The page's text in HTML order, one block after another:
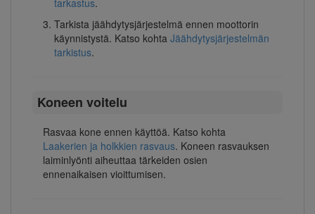
Tarkista jäähdytysjärjestelmä ennen moottorin
käynnistystä. Katso kohtaJäähdytysjärjestelmän
tarkistus.
Koneen voitelu
Rasvaa kone ennen käyttöä. Katso kohta
Laakerien ja holkkien rasvaus. Koneen rasvauksen
laiminlyönti aiheuttaa tärkeiden osien
ennenaikaisen vioittumisen.